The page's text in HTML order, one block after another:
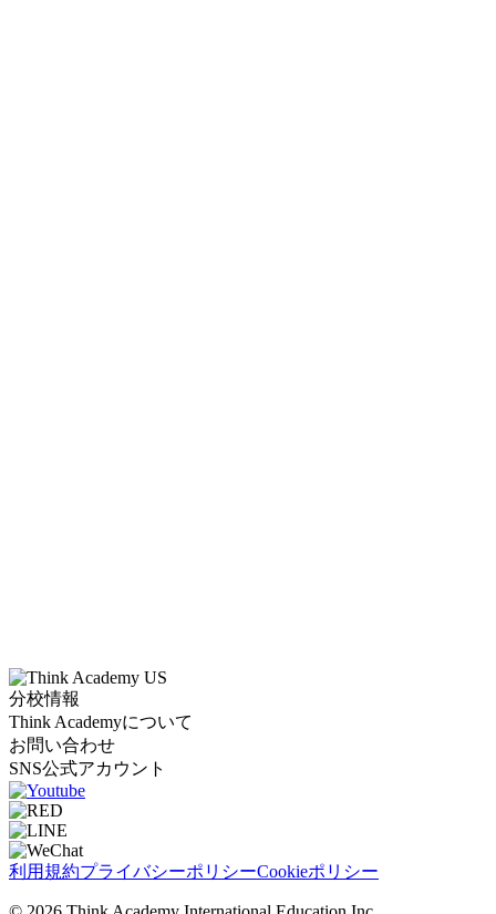
分校情報
Think Academyについて
お問い合わせ
SNS公式アカウント
利用規約プライバシーポリシーCookieポリシー